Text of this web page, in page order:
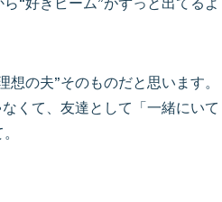
の夫”そのものだと思います。
くて、友達として「一緒にいて